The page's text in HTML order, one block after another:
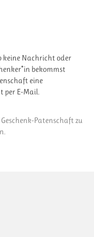
keine Nachricht oder
bekommst
eine
per E-Mail.
Patenschaft zu